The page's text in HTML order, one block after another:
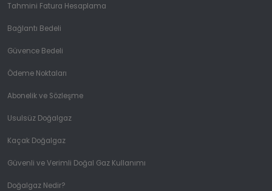
Tahmini Fatura Hesaplama
Bağlantı Bedeli
Güvence Bedeli
Ödeme Noktaları
Abonelik ve Sözleşme
Usulsüz Doğalgaz
Kaçak Doğalgaz
Güvenli ve Verimli Doğal Gaz Kullanımı
Doğalgaz Nedir?